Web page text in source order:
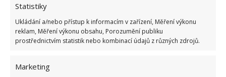
Statistiky
Ukládání a/nebo přístup k informacím v zařízení, Měření výkonu
reklam, Měření výkonu obsahu, Porozumění publiku
prostřednictvím statistik nebo kombinací údajů z různých zdrojů.
Marketing
nástrojem vyzdobit kůlnu nebo skalku před domem.